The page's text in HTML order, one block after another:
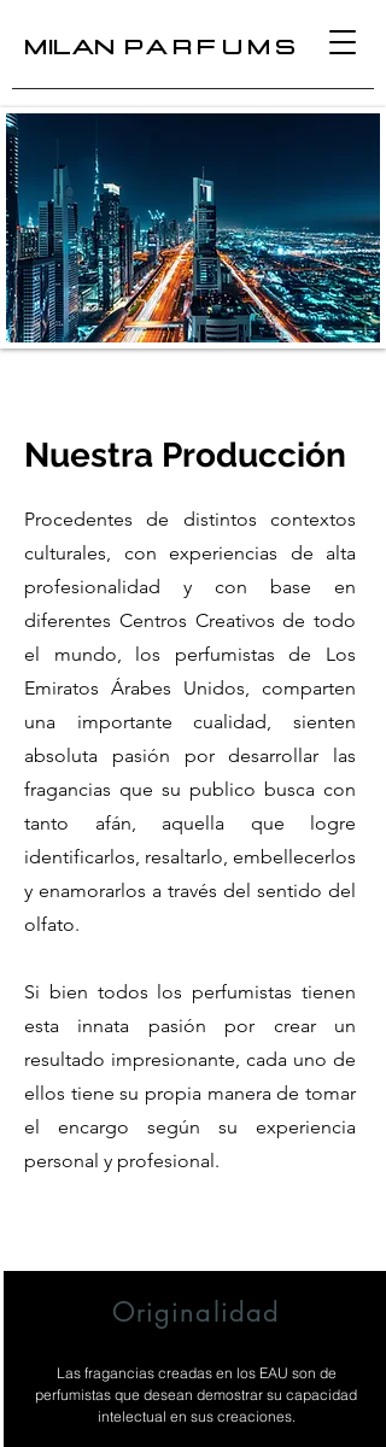
MILAN PARFUMS
Nuestra Producción
Procedentes de distintos contextos
culturales, con experiencias de alta
profesionalidad y con base en
diferentes Centros Creativos de todo
el mundo, los perfumistas de Los
Emiratos Árabes Unidos, comparten
una importante cualidad, sienten
absoluta pasión por desarrollar las
fragancias que su publico busca con
tanto afán, aquella que logre
identificarlos, resaltarlo, embellecerlos
y enamorarlos a través del sentido del
olfato.
Si bien todos los perfumistas tienen
esta innata pasión por crear un
resultado impresionante, cada uno de
ellos tiene su propia manera de tomar
el encargo según su experiencia
personal y profesional.
Originalidad
Las fragancias creadas en los EAU son de
perfumistas que desean demostrar su capacidad
intelectual en sus creaciones.